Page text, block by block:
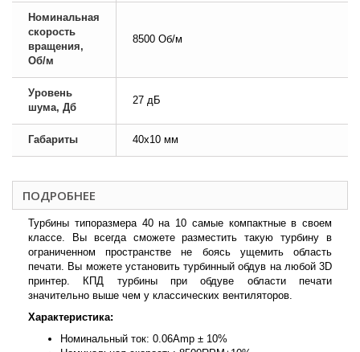
Номинальная
скорость
вращения,
Об/м
8500 Об/м
Уровень
шума, Дб
27 дБ
Габариты 40х10 мм
ПОДРОБНЕЕ
Турбины типоразмера 40 на 10 самые компактные в своем
классе. Вы всегда сможете разместить такую турбину в
ограниченном пространстве не боясь ущемить область
печати. Вы можете установить турбинный обдув на любой 3D
принтер. КПД турбины при обдуве области печати
значительно выше чем у классических вентиляторов.
Характеристика:
Номинальный ток: 0.06Amp ± 10%